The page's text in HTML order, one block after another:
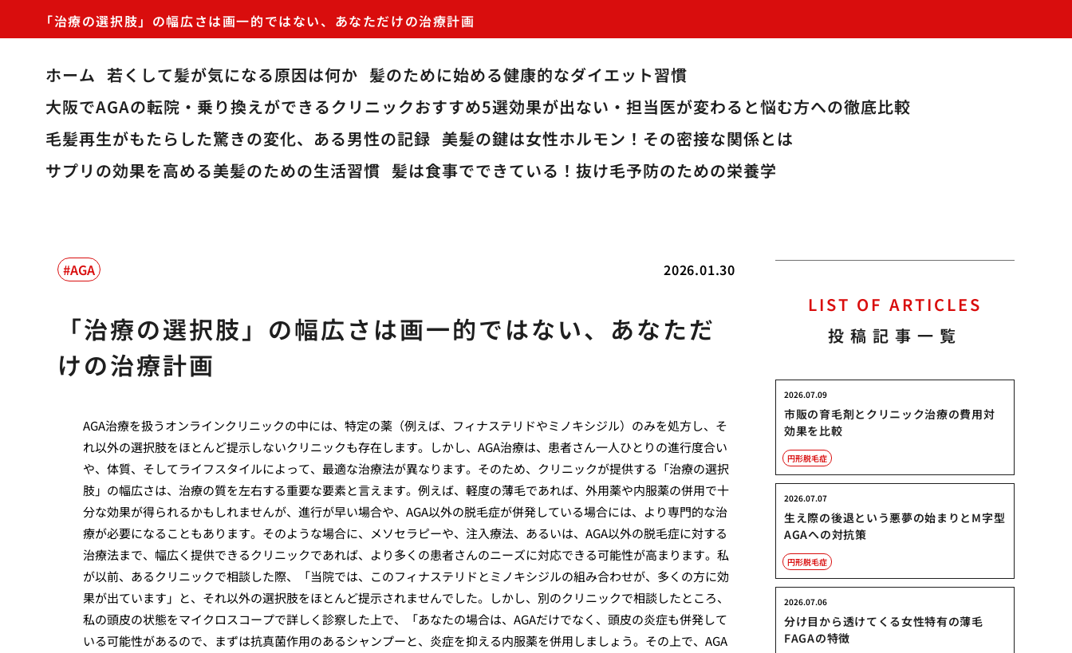
「治療の選択肢」の幅広さは画一的ではない、あなただけの治療計画
ホーム 若くして髪が気になる原因は何か 髪のために始める健康的なダイエット習慣
大阪でAGAの転院・乗り換えができるクリニックおすすめ5選効果が出ない・担当医が変わると悩む方への徹底比較
毛髪再生がもたらした驚きの変化、ある男性の記録 美髪の鍵は女性ホルモン！その密接な関係とは
サプリの効果を高める美髪のための生活習慣 髪は食事でできている！抜け毛予防のための栄養学
2026.01.30
AGA
「治療の選択肢」の幅広さは画一的ではない、あなただ
けの治療計画
AGA治療を扱うオンラインクリニックの中には、特定の薬（例えば、フィナステリドやミノキシジル）のみを処方し、そ
れ以外の選択肢をほとんど提示しないクリニックも存在します。しかし、AGA治療は、患者さん一人ひとりの進行度合い
や、体質、そしてライフスタイルによって、最適な治療法が異なります。そのため、クリニックが提供する「治療の選択
肢」の幅広さは、治療の質を左右する重要な要素と言えます。例えば、軽度の薄毛であれば、外用薬や内服薬の併用で十
分な効果が得られるかもしれませんが、進行が早い場合や、AGA以外の脱毛症が併発している場合には、より専門的な治
療が必要になることもあります。そのような場合に、メソセラピーや、注入療法、あるいは、AGA以外の脱毛症に対する
治療法まで、幅広く提供できるクリニックであれば、より多くの患者さんのニーズに対応できる可能性が高まります。私
が以前、あるクリニックで相談した際、「当院では、このフィナステリドとミノキシジルの組み合わせが、多くの方に効
果が出ています」と、それ以外の選択肢をほとんど提示されませんでした。しかし、別のクリニックで相談したところ、
私の頭皮の状態をマイクロスコープで詳しく診察した上で、「あなたの場合は、AGAだけでなく、頭皮の炎症も併発して
いる可能性があるので、まずは抗真菌作用のあるシャンプーと、炎症を抑える内服薬を併用しましょう。その上で、AGA
LIST OF ARTICLES
投稿記事一覧
市販の育毛剤とクリニック治療の費用対
効果を比較
2026.07.09
円形脱毛症
生え際の後退という悪夢の始まりとM字型
AGAへの対抗策
2026.07.07
円形脱毛症
分け目から透けてくる女性特有の薄毛
FAGAの特徴
2026.07.06